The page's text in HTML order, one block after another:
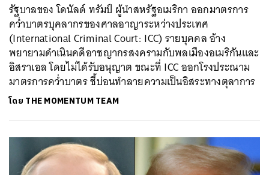
รัฐบาลของ โดนัลด์ ทรัมป์ ผู้นำสหรัฐอเมริกา ออกมาตรการ
คว่ำบาตรบุคลากรของศาลอาญาระหว่างประเทศ
(International Criminal Court: ICC) รายบุคคล อ้าง
พยายามดำเนินคดีอาชญากรสงครามกับพลเมืองอเมริกันและ
อิสราเอล โดยไม่ได้รับอนุญาต ขณะที่ ICC ออกโรงประณาม
มาตรการคว่ำบาตร ชี้บ่อนทำลายความเป็นอิสระทางตุลาการ
โดย THE MOMENTUM TEAM